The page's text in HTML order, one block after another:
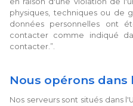
physiques, techniques ou de
données personnelles ont
contacter comme indiqué
contacter.”.
Nous opérons dans
Nos serveurs sont situés dans